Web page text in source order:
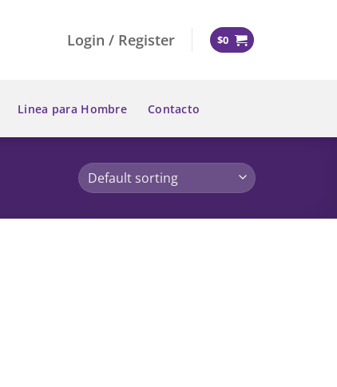
Login / Register $0
Linea para Hombre Contacto